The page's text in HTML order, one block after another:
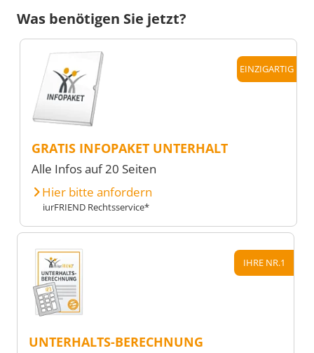
Was benötigen Sie jetzt?
EINZIGARTIG
GRATIS INFOPAKET UNTERHALT
Alle Infos auf 20 Seiten
Hier bitte anfordern
iurFRIEND Rechtsservice*
IHRE NR.1
UNTERHALTS-BERECHNUNG